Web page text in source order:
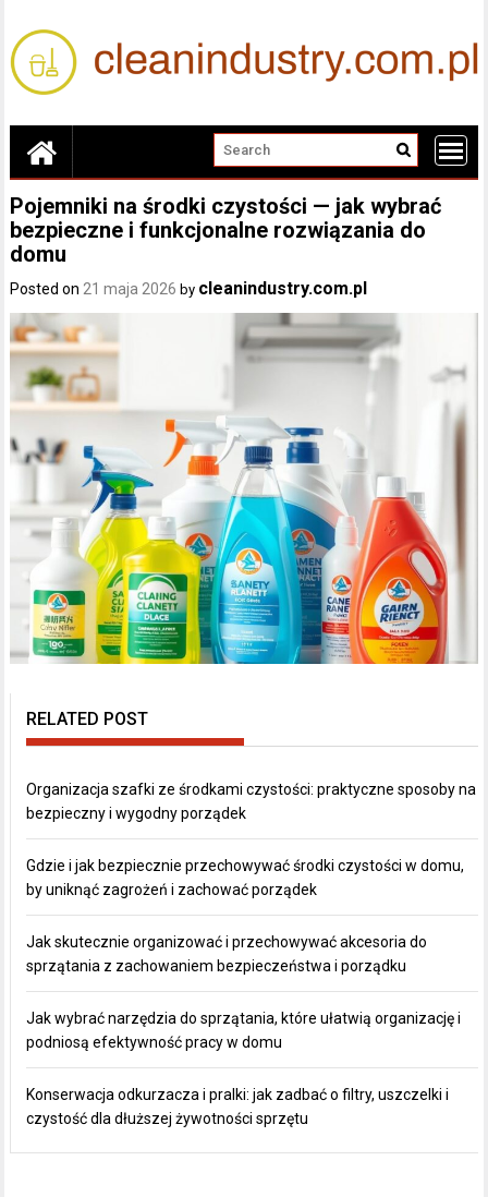
content
Pojemniki na środki czystości — jak wybrać
bezpieczne i funkcjonalne rozwiązania do
domu
Posted on21 maja 2026 by cleanindustry.com.pl
RELATED POST
Organizacja szafki ze środkami czystości: praktyczne sposoby na
bezpieczny i wygodny porządek
Gdzie i jak bezpiecznie przechowywać środki czystości w domu,
by uniknąć zagrożeń i zachować porządek
Jak skutecznie organizować i przechowywać akcesoria do
sprzątania z zachowaniem bezpieczeństwa i porządku
Jak wybrać narzędzia do sprzątania, które ułatwią organizację i
podniosą efektywność pracy w domu
Konserwacja odkurzacza i pralki: jak zadbać o filtry, uszczelki i
czystość dla dłuższej żywotności sprzętu